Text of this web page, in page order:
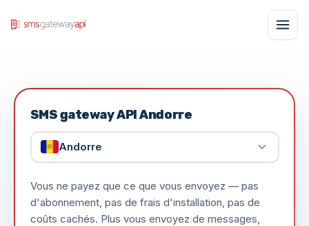
SMS gateway API Andorre
Andorre
Vous ne payez que ce que vous envoyez — pas
d'abonnement, pas de frais d'installation, pas de
coûts cachés. Plus vous envoyez de messages,